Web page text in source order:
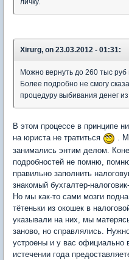
личку.
Xirurg, on 23.03.2012 - 01:31:
Можно вернуть до 260 тыс
Более подробно не смогу
процедуру выбивания денег
В этом процессе в принципе
на юриста не тратиться
.
занимались энтим делом.
подробностей не помню,
правильно заполнить
знакомый бухгалтер-
Но мы как-то сами мозги
тётеньки из окошек в
указывали на них, мы
заново, но справлялись.
устроены и у вас официально
истечении года